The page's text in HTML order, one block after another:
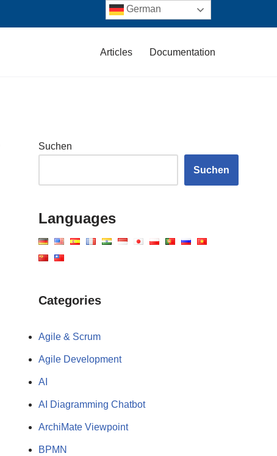
Articles Documentation
Suchen
Suchen
Languages
Categories
Agile & Scrum
Agile Development
AI
AI Diagramming Chatbot
ArchiMate Viewpoint
BPMN
German